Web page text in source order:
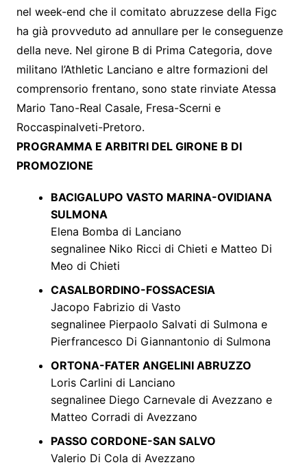
nel week-end che il comitato abruzzese della Figc
ha già provveduto ad annullare per le conseguenze
della neve. Nel girone B di Prima Categoria, dove
militano l’Athletic Lanciano e altre formazioni del
comprensorio frentano, sono state rinviate Atessa
Mario Tano-Real Casale, Fresa-Scerni e
Roccaspinalveti-Pretoro.
PROGRAMMA E ARBITRI DEL GIRONE B DI
PROMOZIONE
BACIGALUPO VASTO MARINA-OVIDIANA
SULMONA
Elena Bomba di Lanciano
segnalinee Niko Ricci di Chieti e Matteo Di
Meo di Chieti
CASALBORDINO-FOSSACESIA
Jacopo Fabrizio di Vasto
segnalinee Pierpaolo Salvati di Sulmona e
Pierfrancesco Di Giannantonio di Sulmona
ORTONA-FATER ANGELINI ABRUZZO
Loris Carlini di Lanciano
segnalinee Diego Carnevale di Avezzano e
Matteo Corradi di Avezzano
PASSO CORDONE-SAN SALVO
Valerio Di Cola di Avezzano